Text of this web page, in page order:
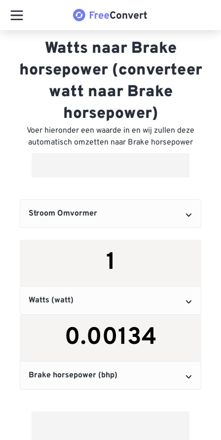
Watts naar Brake
horsepower (converteer
watt naar Brake
horsepower)
Voer hieronder een waarde in en wij zullen deze
automatisch omzetten naar Brake horsepower